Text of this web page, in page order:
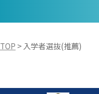
TOP > 入学者選抜(推薦)